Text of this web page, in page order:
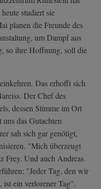
studiert sie
planen die Freunde des
um Dampf aus
so ihre Hoffnung, soll die
Das erhofft sich
Der Chef des
dessen Stimme im Ort
das Gutachten
sah sich gar genötigt,
"Mich überzeugt
Frey. Und auch Andreas
"Jeder Tag, den wir
ist ein verlorener Tag",